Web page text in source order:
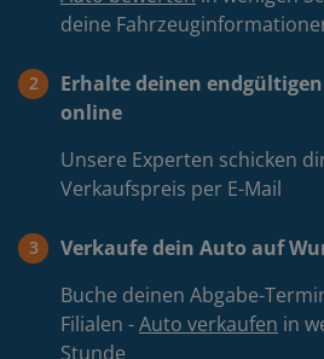
deine
2
Erhalte deinen
online
Unsere Experten schicken
Verkaufspreis per E-Mail
3
Verkaufe dein Auto auf
Buche deinen Abgabe-
Filialen -Auto verkaufen in
Stunde